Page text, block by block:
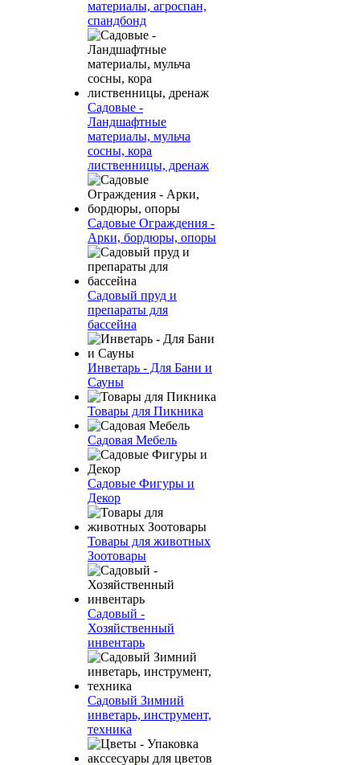
материалы, агроспан,
спандбонд
Садовые -
Ландшафтные
материалы, мульча
сосны, кора
лиственницы, дренаж
Садовые Ограждения -
Арки, бордюры, опоры
Садовый пруд и
препараты для
бассейна
Инветарь - Для Бани и
Сауны
Товары для Пикника
Садовая Мебель
Садовые Фигуры и
Декор
Товары для животных
Зоотовары
Садовый -
Хозяйственный
инвентарь
Садовый Зимний
инветарь, инструмент,
техника